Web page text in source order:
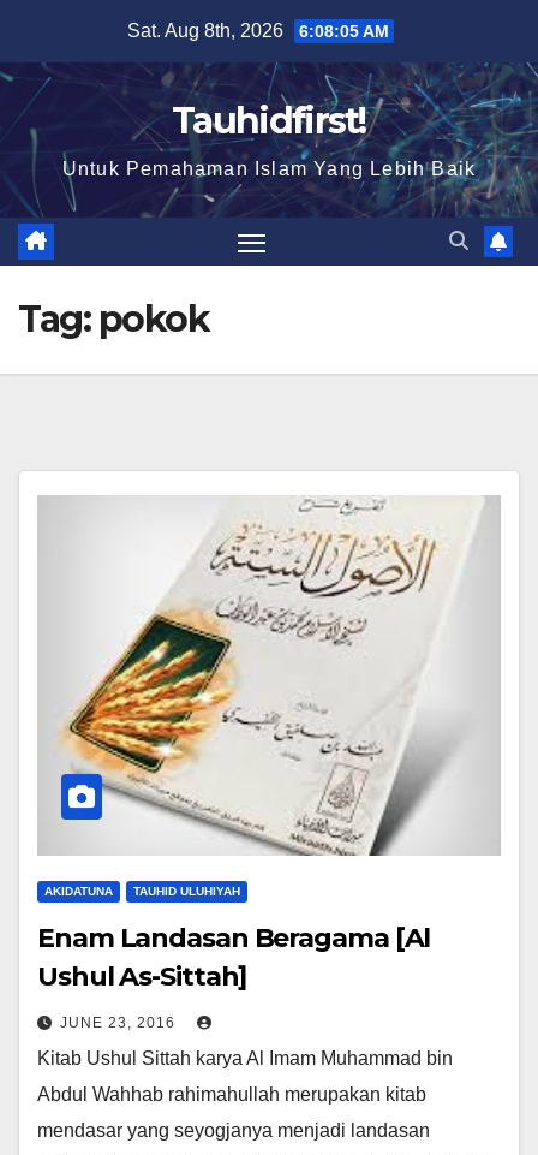
content
Sat. Aug 8th, 2026 6:08:05 AM
Tauhidfirst!
Untuk Pemahaman Islam Yang Lebih Baik
Tag: pokok
AKIDATUNA TAUHID ULUHIYAH
Enam Landasan Beragama [Al
Ushul As-Sittah]
JUNE 23, 2016
Kitab Ushul Sittah karya Al Imam Muhammad bin
Abdul Wahhab rahimahullah merupakan kitab
mendasar yang seyogjanya menjadi landasan